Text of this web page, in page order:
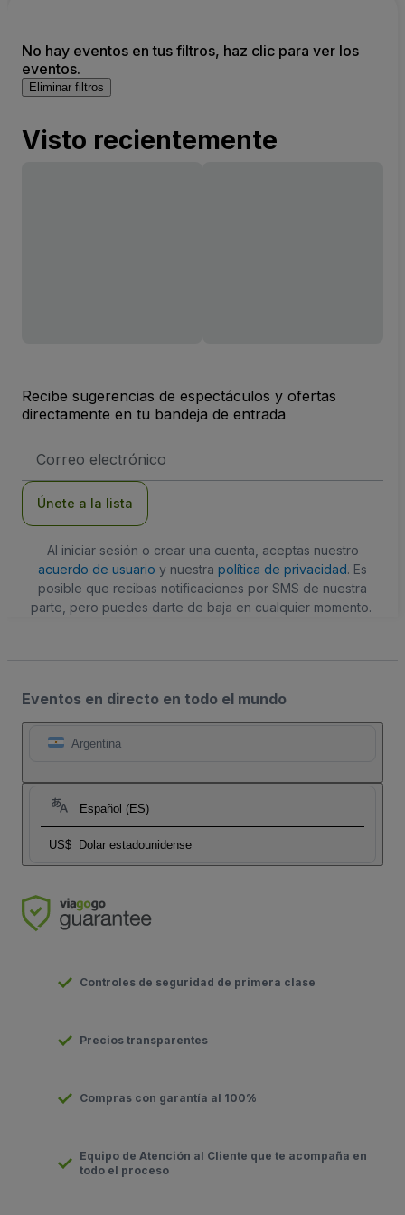
No hay eventos en tus filtros, haz clic para ver los
eventos.
Eliminar filtros
Visto recientemente
Recibe sugerencias de espectáculos y ofertas
directamente en tu bandeja de entrada
de
Únete a la lista
Al iniciar sesión o crear una cuenta, aceptas nuestro
acuerdo de usuario y nuestra política de privacidad. Es
posible que recibas notificaciones por SMS de nuestra
parte, pero puedes darte de baja en cualquier momento.
Eventos en directo en todo el mundo
Argentina
Español (ES)
US$ Dolar estadounidense
Controles de seguridad de primera clase
Precios transparentes
Compras con garantía al 100%
Equipo de Atención al Cliente que te acompaña en
todo el proceso